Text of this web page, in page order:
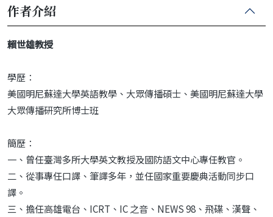
作者介紹
賴世雄教授
學歷：
美國明尼蘇達大學英語教學、大眾傳播碩士、美國明尼蘇達大學
大眾傳播研究所博士班
簡歷：
一、曾任臺灣多所大學英文教授及國防語文中心專任教官。
二、從事專任口譯、筆譯多年，並任國家重要慶典活動同步口
譯。
三、擔任高雄電台、ICRT、IC 之音、NEWS 98、飛碟、漢聲、